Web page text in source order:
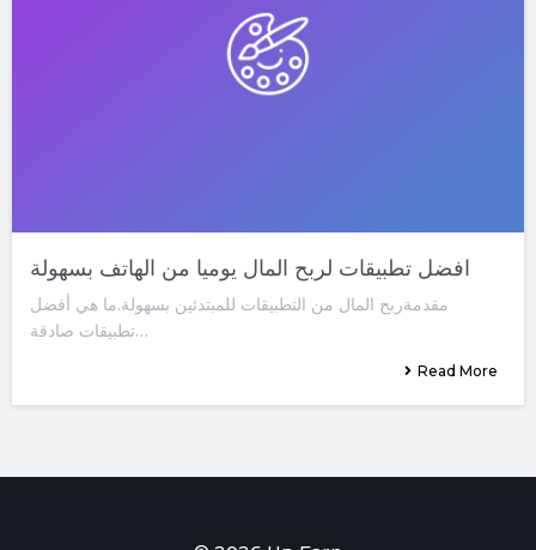
افضل تطبيقات لربح المال يوميا من الهاتف بسهولة
مقدمةربح المال من التطبيقات للمبتدئين بسهولة.ما هي أفضل
تطبيقات صادقة…
Read More